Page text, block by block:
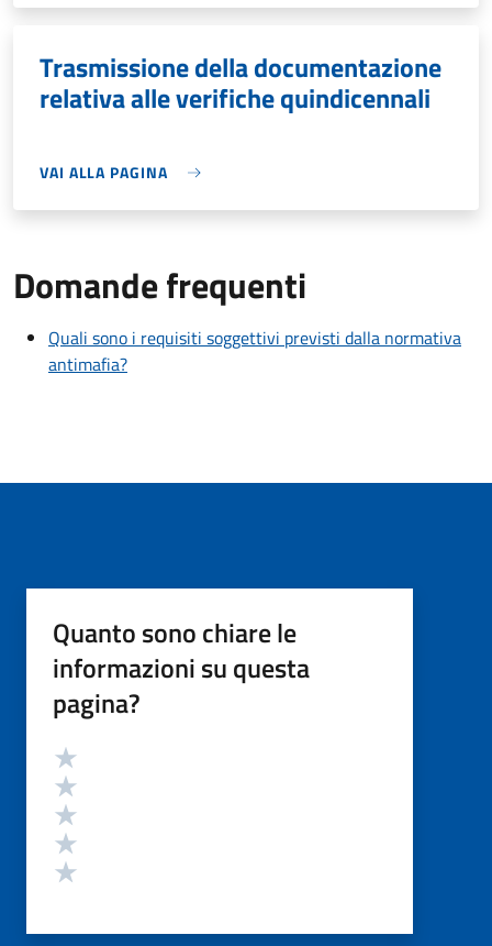
Trasmissione della documentazione
relativa alle verifiche quindicennali
VAI ALLA PAGINA
Domande frequenti
Quali sono i requisiti soggettivi previsti dalla normativa
antimafia?
Quanto sono chiare le
informazioni su questa
pagina?
Valutazione